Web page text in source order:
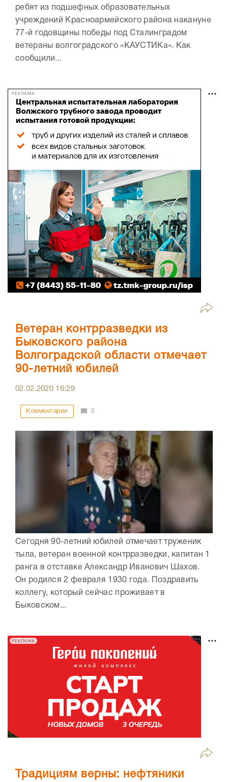
ребят из подшефных образовательных
учреждений Красноармейского района накануне
77-й годовщины победы под Сталинградом
ветераны волгоградского «КАУСТИКа». Как
сообщили...
РЕКЛАМА
Ветеран контрразведки из
Быковского района
Волгоградской области отмечает
90-летний юбилей
02.02.2020 16:29
Комментарии 0
Сегодня 90-летний юбилей отмечает труженик
тыла, ветеран военной контрразведки, капитан 1
ранга в отставке Александр Иванович Шахов.
Он родился 2 февраля 1930 года. Поздравить
коллегу, который сейчас проживает в
Быковском...
РЕКЛАМА
Традициям верны: нефтяники